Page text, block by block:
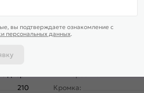
11169
210
Кромка:
вы подтверждаете ознакомление c
персональных данных.